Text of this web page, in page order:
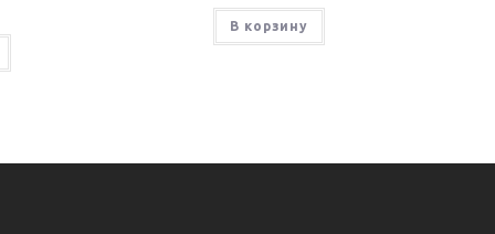
В корзину